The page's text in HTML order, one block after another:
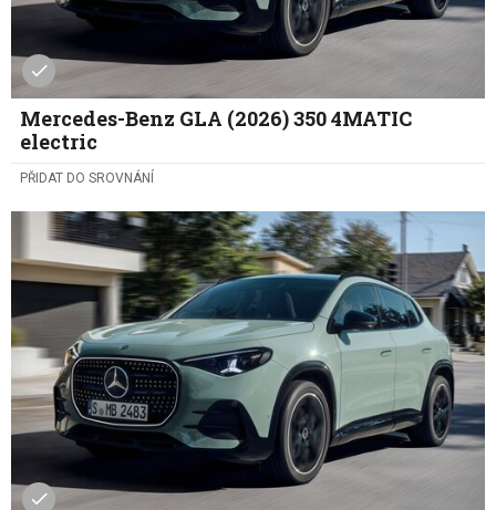
Mercedes-Benz GLA (2026) 350 4MATIC
electric
PŘIDAT DO SROVNÁNÍ